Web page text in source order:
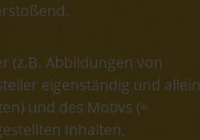
(z.B. Abbildungen von
eigenständig und allein
und des Motivs (=
Inhalten,